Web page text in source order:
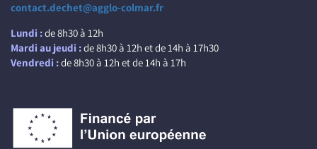
contact.dechet@agglo-colmar.fr
Lundi :de 8h30 à 12h
Mardi au jeudi :de 8h30 à 12h et de 14h à 17h30
Vendredi :de 8h30 à 12h et de 14h à 17h